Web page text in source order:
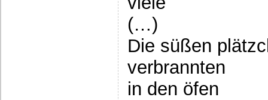
(…)
Die süßen
verbrannten
in den öfen